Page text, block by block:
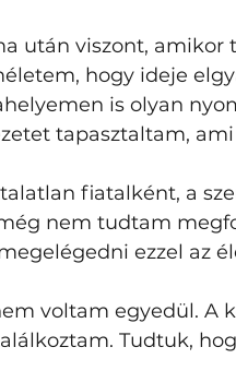
után viszont,
hogy ideje
is olyan
tapasztaltam,
fiatalként, a
nem tudtam
ezzel az
voltam egyedül. A
Tudtuk,